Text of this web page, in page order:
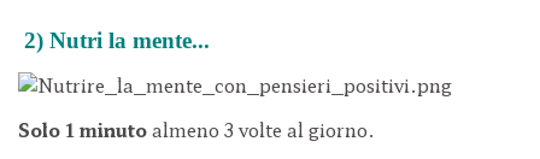
2) Nutri la mente...
Solo 1 minutoalmeno 3 volte al giorno.